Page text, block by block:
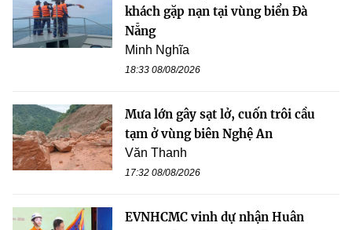
khách gặp nạn tại vùng biển Đà
Nẵng
Minh Nghĩa
18:33 08/08/2026
Mưa lớn gây sạt lở, cuốn trôi cầu
tạm ở vùng biên Nghệ An
Văn Thanh
17:32 08/08/2026
EVNHCMC vinh dự nhận Huân